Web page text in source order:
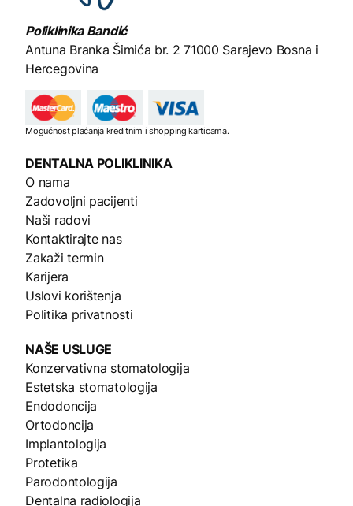
Poliklinika Bandić
Antuna Branka Šimića br. 2 71000 Sarajevo Bosna i
Hercegovina
Mogućnost plaćanja kreditnim i shopping karticama.
DENTALNA POLIKLINIKA
O nama
Zadovoljni pacijenti
Naši radovi
Kontaktirajte nas
Zakaži termin
Karijera
Uslovi korištenja
Politika privatnosti
NAŠE USLUGE
Konzervativna stomatologija
Estetska stomatologija
Endodoncija
Ortodoncija
Implantologija
Protetika
Parodontologija
Dentalna radiologija